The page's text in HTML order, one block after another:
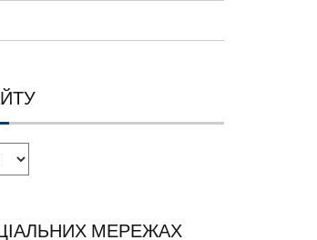
МЕРЕЖАХ